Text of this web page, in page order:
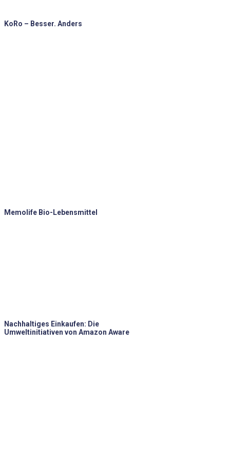
KoRo – Besser. Anders
Memolife Bio-Lebensmittel
Nachhaltiges Einkaufen: Die
Umweltinitiativen von Amazon Aware